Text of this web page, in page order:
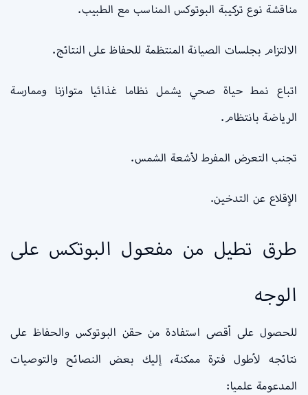
مناقشة نوع تركيبة البوتوكس المناسب مع الطبيب.
الالتزام بجلسات الصيانة المنتظمة للحفاظ على النتائج.
اتباع نمط حياة صحي يشمل نظاما غذائيا متوازنا وممارسة
الرياضة بانتظام.
تجنب التعرض المفرط لأشعة الشمس.
الإقلاع عن التدخين.
طرق تطيل من مفعول البوتكس على
الوجه
للحصول على أقصى استفادة من حقن البوتوكس والحفاظ على
نتائجه لأطول فترة ممكنة، إليك بعض النصائح والتوصيات
المدعومة علميا: